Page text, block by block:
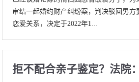
审结一起婚约财产纠纷案，判决驳回男
恋爱关系，决定于2022年1...
拒不配合亲子鉴定？法院